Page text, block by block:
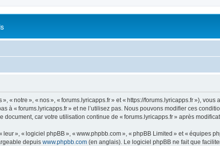
« notre », « nos », « forums.lyricapps.fr » et « https://forums.lyricapps.fr »),
à « forums.lyricapps.fr » et ne l’utilisez pas. Nous pouvons modifier ces
car votre utilisation continue de « forums.lyricapps.fr » après
», « logiciel phpBB », « www.phpbb.com », « phpBB Limited » et « équipes
depuis www.phpbb.com (en anglais). Le logiciel phpBB ne fait que